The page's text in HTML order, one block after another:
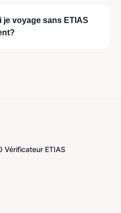
je voyage sans ETIAS
·Vérificateur ETIAS